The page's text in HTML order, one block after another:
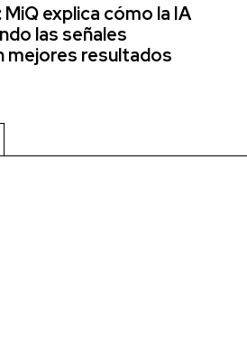
explica cómo la IA
las señales
mejores resultados